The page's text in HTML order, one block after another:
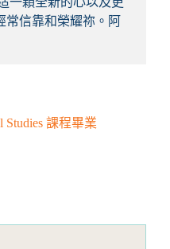
常信靠和榮耀祢。阿
Studies 課程畢業